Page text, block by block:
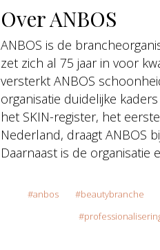
Over ANBOS
ANBOS is de
zet zich al 75 jaar in voor
versterkt ANBOS
organisatie duidelijke
het SKIN-register, het
Nederland, draagt ANBOS
Daarnaast is de
anbos beautybranche